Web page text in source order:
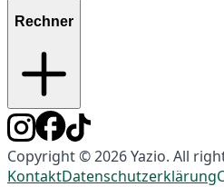
Rechner
Copyright © 2026 Yazio. All
KontaktDatenschutzerklärung